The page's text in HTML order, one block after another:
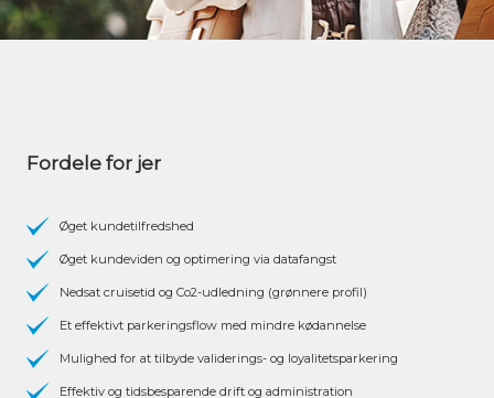
Fordele for jer
Øget kundetilfredshed
Øget kundeviden og optimering via datafangst
Nedsat cruisetid og Co2-udledning (grønnere profil)
Et effektivt parkeringsflow med mindre kødannelse
Mulighed for at tilbyde validerings- og loyalitetsparkering
Effektiv og tidsbesparende drift og administration